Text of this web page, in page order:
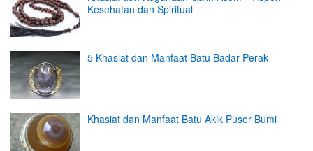
Kesehatan dan Spiritual
5 Khasiat dan Manfaat Batu Badar Perak
Khasiat dan Manfaat Batu Akik Puser Bumi